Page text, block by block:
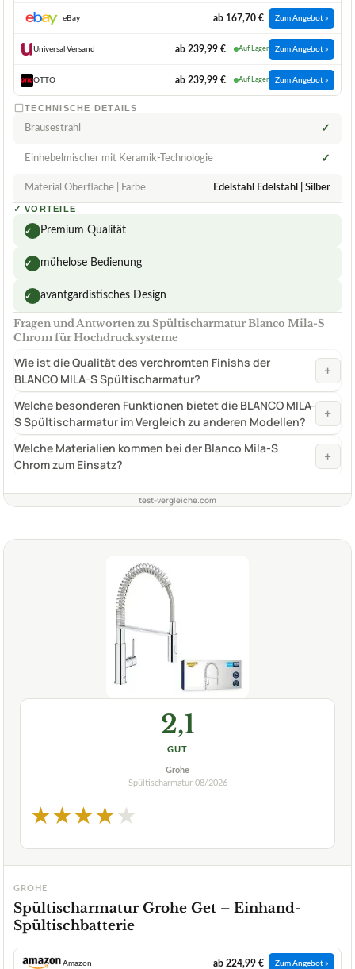
eBay ab 167,70 € Zum Angebot »
Universal Versand ab 239,99 € Auf Lager Zum Angebot »
OTTO ab 239,99 € Auf Lager Zum Angebot »
TECHNISCHE DETAILS
Brausestrahl ✓
Einhebelmischer mit Keramik-Technologie ✓
Material Oberfläche | Farbe Edelstahl Edelstahl | Silber
✓ VORTEILE
✓ Premium Qualität
✓ mühelose Bedienung
✓ avantgardistisches Design
Fragen und Antworten zu Spültischarmatur Blanco Mila-S
Chrom für Hochdrucksysteme
Wie ist die Qualität des verchromten Finishs der
BLANCO MILA-S Spültischarmatur?
+
Welche besonderen Funktionen bietet die BLANCO MILA-
S Spültischarmatur im Vergleich zu anderen Modellen?
+
Welche Materialien kommen bei der Blanco Mila-S
Chrom zum Einsatz?
+
test-vergleiche.com
2,1
GUT
Grohe
Spültischarmatur 08/2026
★★★★★
GROHE
Spültischarmatur Grohe Get – Einhand-
Spültischbatterie
Amazon ab 224,99 € Zum Angebot »